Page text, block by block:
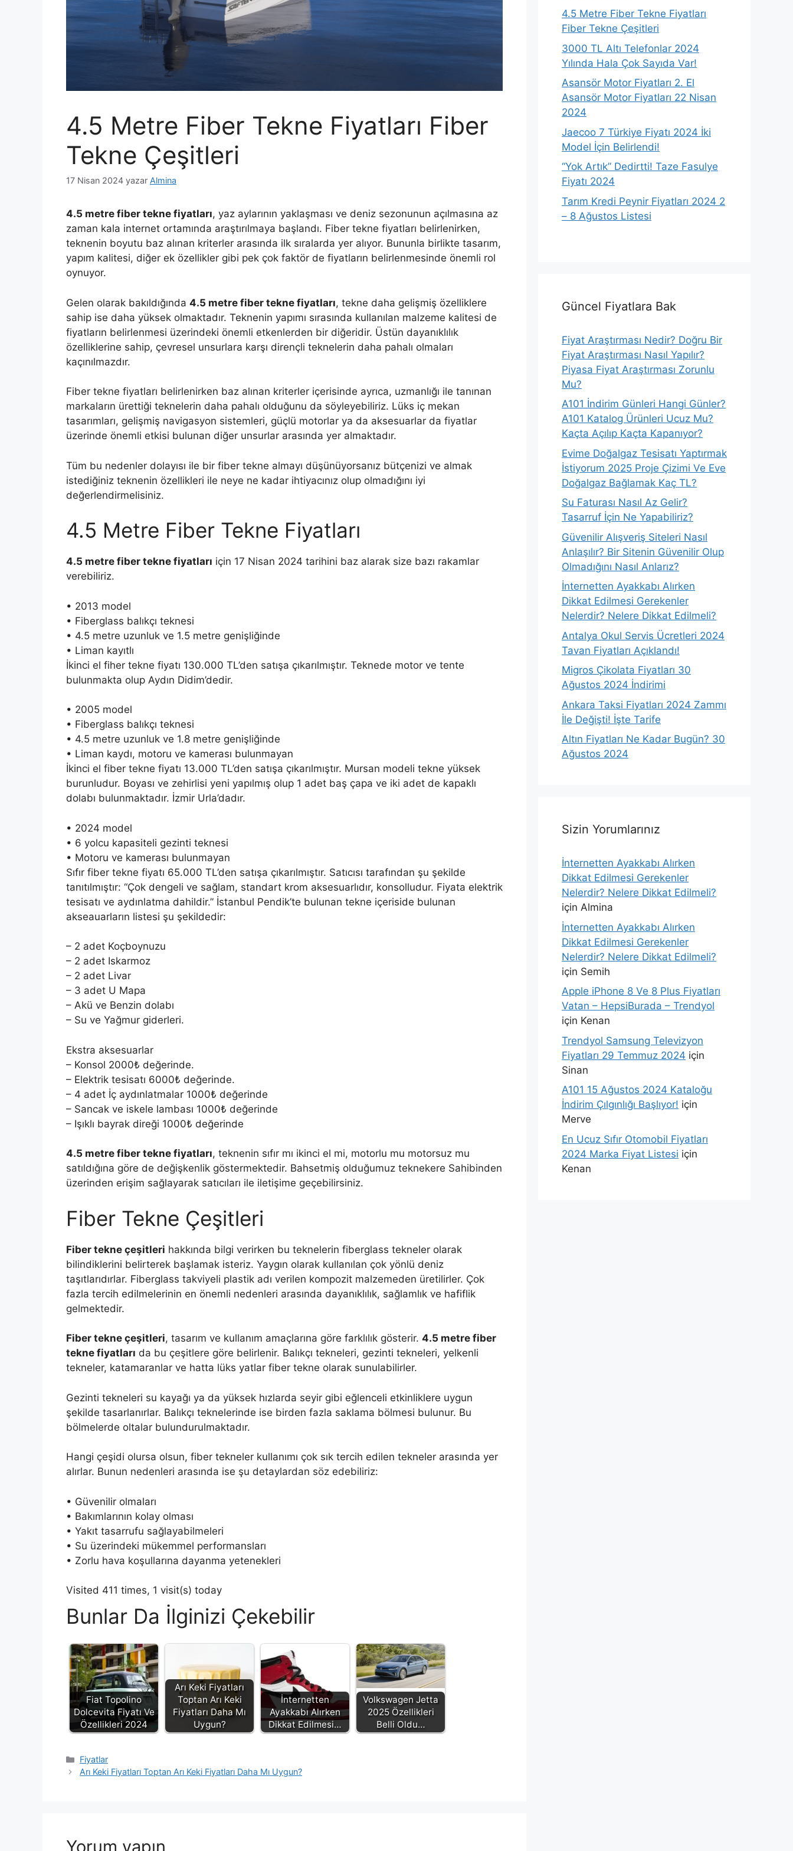
4.5 Metre Fiber Tekne Fiyatları Fiber
Tekne Çeşitleri
17 Nisan 2024 yazar Almina
4.5 metre fiber tekne fiyatları, yaz aylarının yaklaşması ve deniz sezonunun açılmasına az
zaman kala internet ortamında araştırılmaya başlandı. Fiber tekne fiyatları belirlenirken,
teknenin boyutu baz alınan kriterler arasında ilk sıralarda yer alıyor. Bununla birlikte tasarım,
yapım kalitesi, diğer ek özellikler gibi pek çok faktör de fiyatların belirlenmesinde önemli rol
oynuyor.
Gelen olarak bakıldığında 4.5 metre fiber tekne fiyatları, tekne daha gelişmiş özelliklere
sahip ise daha yüksek olmaktadır. Teknenin yapımı sırasında kullanılan malzeme kalitesi de
fiyatların belirlenmesi üzerindeki önemli etkenlerden bir diğeridir. Üstün dayanıklılık
özelliklerine sahip, çevresel unsurlara karşı dirençli teknelerin daha pahalı olmaları
kaçınılmazdır.
Fiber tekne fiyatları belirlenirken baz alınan kriterler içerisinde ayrıca, uzmanlığı ile tanınan
markaların ürettiği teknelerin daha pahalı olduğunu da söyleyebiliriz. Lüks iç mekan
tasarımları, gelişmiş navigasyon sistemleri, güçlü motorlar ya da aksesuarlar da fiyatlar
üzerinde önemli etkisi bulunan diğer unsurlar arasında yer almaktadır.
Tüm bu nedenler dolayısı ile bir fiber tekne almayı düşünüyorsanız bütçenizi ve almak
istediğiniz teknenin özellikleri ile neye ne kadar ihtiyacınız olup olmadığını iyi
değerlendirmelisiniz.
4.5 Metre Fiber Tekne Fiyatları
4.5 metre fiber tekne fiyatları için 17 Nisan 2024 tarihini baz alarak size bazı rakamlar
verebiliriz.
• 2013 model
• Fiberglass balıkçı teknesi
• 4.5 metre uzunluk ve 1.5 metre genişliğinde
• Liman kayıtlı
İkinci el fiher tekne fiyatı 130.000 TL’den satışa çıkarılmıştır. Teknede motor ve tente
bulunmakta olup Aydın Didim’dedir.
• 2005 model
• Fiberglass balıkçı teknesi
• 4.5 metre uzunluk ve 1.8 metre genişliğinde
• Liman kaydı, motoru ve kamerası bulunmayan
İkinci el fiber tekne fiyatı 13.000 TL’den satışa çıkarılmıştır. Mursan modeli tekne yüksek
burunludur. Boyası ve zehirlisi yeni yapılmış olup 1 adet baş çapa ve iki adet de kapaklı
dolabı bulunmaktadır. İzmir Urla’dadır.
• 2024 model
• 6 yolcu kapasiteli gezinti teknesi
• Motoru ve kamerası bulunmayan
Sıfır fiber tekne fiyatı 65.000 TL’den satışa çıkarılmıştır. Satıcısı tarafından şu şekilde
tanıtılmıştır: “Çok dengeli ve sağlam, standart krom aksesuarlıdır, konsolludur. Fiyata elektrik
tesisatı ve aydınlatma dahildir.” İstanbul Pendik’te bulunan tekne içeriside bulunan
akseauarların listesi şu şekildedir:
– 2 adet Koçboynuzu
– 2 adet Iskarmoz
– 2 adet Livar
– 3 adet U Mapa
– Akü ve Benzin dolabı
– Su ve Yağmur giderleri.
Ekstra aksesuarlar
– Konsol 2000₺ değerinde.
– Elektrik tesisatı 6000₺ değerinde.
– 4 adet İç aydınlatmalar 1000₺ değerinde
– Sancak ve iskele lambası 1000₺ değerinde
– Işıklı bayrak direği 1000₺ değerinde
4.5 metre fiber tekne fiyatları, teknenin sıfır mı ikinci el mi, motorlu mu motorsuz mu
satıldığına göre de değişkenlik göstermektedir. Bahsetmiş olduğumuz teknekere Sahibinden
üzerinden erişim sağlayarak satıcıları ile iletişime geçebilirsiniz.
Fiber Tekne Çeşitleri
Fiber tekne çeşitleri hakkında bilgi verirken bu teknelerin fiberglass tekneler olarak
bilindiklerini belirterek başlamak isteriz. Yaygın olarak kullanılan çok yönlü deniz
taşıtlarıdırlar. Fiberglass takviyeli plastik adı verilen kompozit malzemeden üretilirler. Çok
fazla tercih edilmelerinin en önemli nedenleri arasında dayanıklılık, sağlamlık ve hafiflik
gelmektedir.
Fiber tekne çeşitleri, tasarım ve kullanım amaçlarına göre farklılık gösterir. 4.5 metre fiber
tekne fiyatları da bu çeşitlere göre belirlenir. Balıkçı tekneleri, gezinti tekneleri, yelkenli
tekneler, katamaranlar ve hatta lüks yatlar fiber tekne olarak sunulabilirler.
Gezinti tekneleri su kayağı ya da yüksek hızlarda seyir gibi eğlenceli etkinliklere uygun
şekilde tasarlanırlar. Balıkçı teknelerinde ise birden fazla saklama bölmesi bulunur. Bu
bölmelerde oltalar bulundurulmaktadır.
Hangi çeşidi olursa olsun, fiber tekneler kullanımı çok sık tercih edilen tekneler arasında yer
alırlar. Bunun nedenleri arasında ise şu detaylardan söz edebiliriz:
• Güvenilir olmaları
• Bakımlarının kolay olması
• Yakıt tasarrufu sağlayabilmeleri
• Su üzerindeki mükemmel performansları
• Zorlu hava koşullarına dayanma yetenekleri
Visited 411 times, 1 visit(s) today
Bunlar Da İlginizi Çekebilir
Fiat Topolino
Dolcevita Fiyatı Ve
Özellikleri 2024
Arı Keki Fiyatları
Toptan Arı Keki
Fiyatları Daha Mı
Uygun?
İnternetten
Ayakkabı Alırken
Dikkat Edilmesi…
Volkswagen Jetta
2025 Özellikleri
Belli Oldu…
Kategoriler
Fiyatlar
Arı Keki Fiyatları Toptan Arı Keki Fiyatları Daha Mı Uygun?
Yorum yapın
4.5 Metre Fiber Tekne Fiyatları
Fiber Tekne Çeşitleri
3000 TL Altı Telefonlar 2024
Yılında Hala Çok Sayıda Var!
Asansör Motor Fiyatları 2. El
Asansör Motor Fiyatları 22 Nisan
2024
Jaecoo 7 Türkiye Fiyatı 2024 İki
Model İçin Belirlendi!
“Yok Artık” Dedirtti! Taze Fasulye
Fiyatı 2024
Tarım Kredi Peynir Fiyatları 2024 2
– 8 Ağustos Listesi
Güncel Fiyatlara Bak
Fiyat Araştırması Nedir? Doğru Bir
Fiyat Araştırması Nasıl Yapılır?
Piyasa Fiyat Araştırması Zorunlu
Mu?
A101 İndirim Günleri Hangi Günler?
A101 Katalog Ürünleri Ucuz Mu?
Kaçta Açılıp Kaçta Kapanıyor?
Evime Doğalgaz Tesisatı Yaptırmak
İstiyorum 2025 Proje Çizimi Ve Eve
Doğalgaz Bağlamak Kaç TL?
Su Faturası Nasıl Az Gelir?
Tasarruf İçin Ne Yapabiliriz?
Güvenilir Alışveriş Siteleri Nasıl
Anlaşılır? Bir Sitenin Güvenilir Olup
Olmadığını Nasıl Anlarız?
İnternetten Ayakkabı Alırken
Dikkat Edilmesi Gerekenler
Nelerdir? Nelere Dikkat Edilmeli?
Antalya Okul Servis Ücretleri 2024
Tavan Fiyatları Açıklandı!
Migros Çikolata Fiyatları 30
Ağustos 2024 İndirimi
Ankara Taksi Fiyatları 2024 Zammı
İle Değişti! İşte Tarife
Altın Fiyatları Ne Kadar Bugün? 30
Ağustos 2024
Sizin Yorumlarınız
İnternetten Ayakkabı Alırken
Dikkat Edilmesi Gerekenler
Nelerdir? Nelere Dikkat Edilmeli?
için Almina
İnternetten Ayakkabı Alırken
Dikkat Edilmesi Gerekenler
Nelerdir? Nelere Dikkat Edilmeli?
için Semih
Apple iPhone 8 Ve 8 Plus Fiyatları
Vatan – HepsiBurada – Trendyol
için Kenan
Trendyol Samsung Televizyon
Fiyatları 29 Temmuz 2024 için
Sinan
A101 15 Ağustos 2024 Kataloğu
İndirim Çılgınlığı Başlıyor! için
Merve
En Ucuz Sıfır Otomobil Fiyatları
2024 Marka Fiyat Listesi için
Kenan